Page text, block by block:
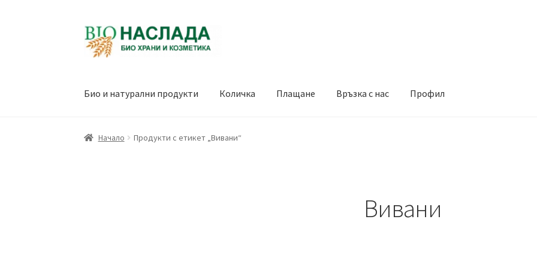
Skip
to
navigation
Skip
to
content
Био и натурални продукти Количка Плащане Връзка с нас Профил
Начало Продукти с етикет „Вивани“
Вивани